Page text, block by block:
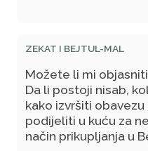
ZEKAT I BEJTUL-MAL
Možete li mi
Da li postoji nisab,
kako izvršiti
podijeliti u kuću za
način prikupljanja u